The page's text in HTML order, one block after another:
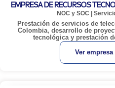
EMPRESA DE RECURSOS
NOC y SOC
Prestación de servicios de
Colombia, desarrollo de
tecnológica y prestación
Ver empresa